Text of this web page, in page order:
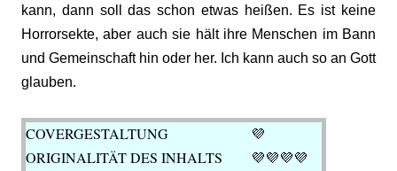
kann, dann soll das schon etwas heißen. Es ist keine
Horrorsekte, aber auch sie hält ihre Menschen im Bann
und Gemeinschaft hin oder her. Ich kann auch so an Gott
glauben.
COVERGESTALTUNG 💜
ORIGINALITÄT DES INHALTS 💜💜💜💜